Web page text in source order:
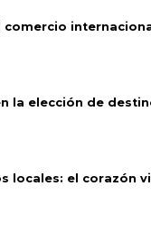
la elección de
locales: el corazón